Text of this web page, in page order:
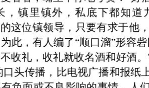
，镇里镇外，私底下都知道
这位镇领导，只要有求于他
此，有人编了“顺口溜”形容
收礼，收礼就收名酒和好酒。
口头传播，比电视广播和报纸